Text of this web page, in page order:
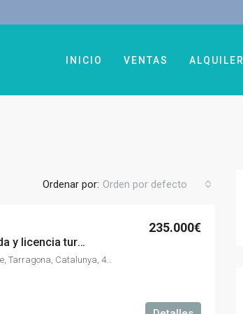
INICIO VENTAS ALQUILER
Ordenar por: Orden por defecto
Casa pareada con piscina privada y licencia turística.
235.000€
Les Tres Cales, l'Ametlla de Mar, Baix Ebre, Tarragona, Catalunya, 43860, España